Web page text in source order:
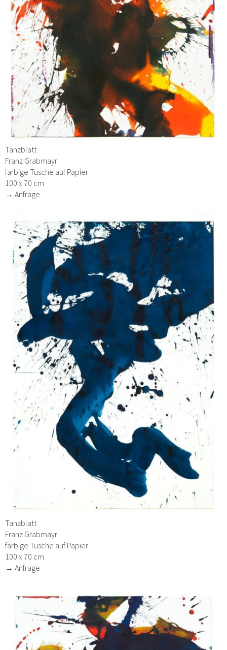
Tanzblatt
Franz Grabmayr
farbige Tusche auf Papier
100 x 70 cm
→ Anfrage
Tanzblatt
Franz Grabmayr
farbige Tusche auf Papier
100 x 70 cm
→ Anfrage